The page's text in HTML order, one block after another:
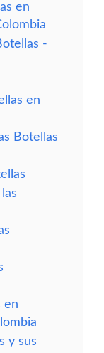
en
-
en
Botellas
en
y sus